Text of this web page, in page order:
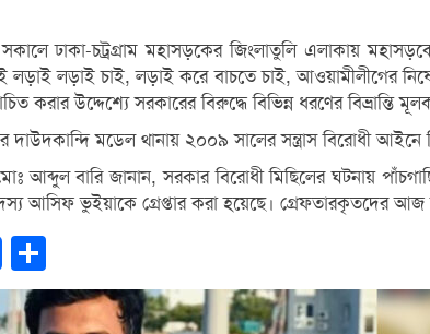
ঢাকা-চট্রগ্রাম মহাসড়কের জিংলাতুলি এলাকায়
লড়াই চাই, লড়াই করে বাচতে চাই, আওয়ামীলীগের
করার উদ্দেশ্যে সরকারের বিরুদ্ধে বিভিন্ন ধরণের
দাউদকান্দি মডেল থানায় ২০০৯ সালের সন্ত্রাস বিরোধী
আব্দুল বারি জানান, সরকার বিরোধী মিছিলের ঘটনায়
আসিফ ভুইয়াকে গ্রেপ্তার করা হয়েছে। গ্রেফতারকৃতদের